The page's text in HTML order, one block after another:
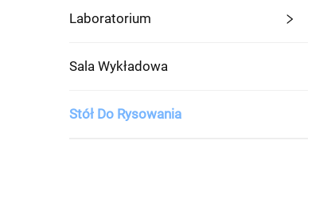
Laboratorium
Sala Wykładowa
Stół Do Rysowania